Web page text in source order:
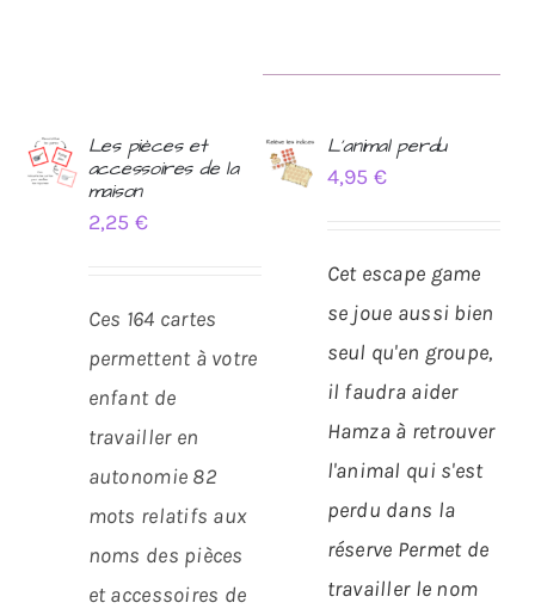
AJOUTER
PANIER
Les pièces et
accessoires de la
maison
2,25€
Ces 164 cartes
permettent à votre
enfant de
travailler en
autonomie 82
mots relatifs aux
noms des pièces
et accessoires de
AJOUTER
DÉTAILS
L’animal perdu
4,95 €
Cet escape game
se joue aussi bien
seul qu'en groupe,
il faudra aider
Hamza à retrouver
l'animal qui s'est
perdu dans la
réserve Permet de
travailler le nom